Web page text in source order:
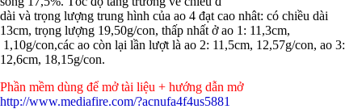
dài và trọng lượng trung hình của ao 4 đạt cao nhât: có chiều dài
13cm, trọng lượng 19,50g/con, thấp nhất ở ao 1: 11,3cm,
1,10g/con,các ao còn lại lần lượt là ao 2: 11,5cm, 12,57g/con, ao 3:
12,6cm, 18,15g/con.
Phần mềm dùng để mở tài liệu + hướng dẫn mở
http://www.mediafire.com/?acnufa4f4us5881